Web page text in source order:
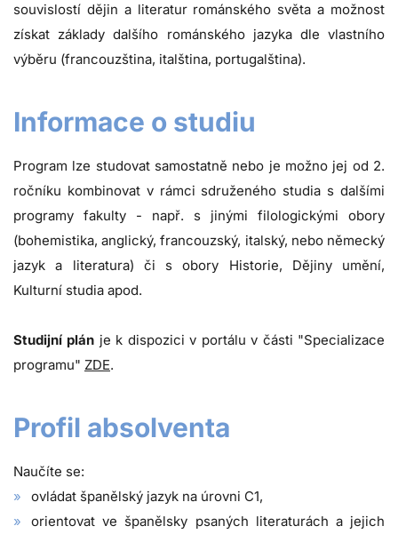
souvislostí dějin a literatur románského světa a možnost
získat základy dalšího románského jazyka dle vlastního
výběru (francouzština, italština, portugalština).
Informace o studiu
Program lze studovat samostatně nebo je možno jej od 2.
ročníku kombinovat v rámci sdruženého studia s dalšími
programy fakulty - např. s jinými filologickými obory
(bohemistika, anglický, francouzský, italský, nebo německý
jazyk a literatura) či s obory Historie, Dějiny umění,
Kulturní studia apod.
Studijní plán je k dispozici v portálu v části "Specializace
programu" ZDE.
Profil absolventa
Naučíte se:
ovládat španělský jazyk na úrovni C1,
orientovat ve španělsky psaných literaturách a jejich